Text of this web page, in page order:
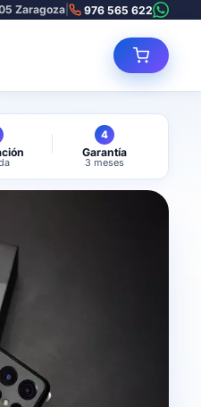
Zaragoza 976 565 622
4
Garantía
3 meses